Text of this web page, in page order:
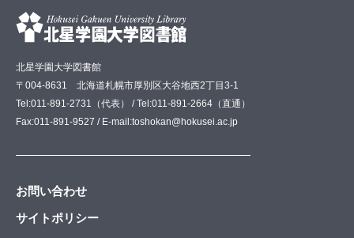
北星学園大学図書館
〒004-8631 北海道札幌市厚別区大谷地西2丁目3-1
Tel:011-891-2731（代表） / Tel:011-891-2664（直通）
Fax:011-891-9527 / E-mail:toshokan@hokusei.ac.jp
お問い合わせ
サイトポリシー